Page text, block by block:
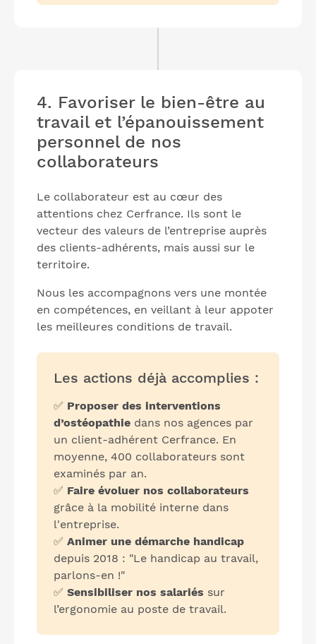
4. Favoriser le bien-être au
travail et l’épanouissement
personnel de nos
collaborateurs
Le collaborateur est au cœur des
attentions chez Cerfrance. Ils sont le
vecteur des valeurs de l’entreprise auprès
des clients-adhérents, mais aussi sur le
territoire.
Nous les accompagnons vers une montée
en compétences, en veillant à leur appoter
les meilleures conditions de travail.
Les actions déjà accomplies :
✅ Proposer des interventions
d’ostéopathie dans nos agences par
un client-adhérent Cerfrance. En
moyenne, 400 collaborateurs sont
examinés par an.
✅ Faire évoluer nos collaborateurs
grâce à la mobilité interne dans
l'entreprise.
✅ Animer une démarche handicap
depuis 2018 : "Le handicap au travail,
parlons-en !"
✅ Sensibiliser nos salariés sur
l’ergonomie au poste de travail.